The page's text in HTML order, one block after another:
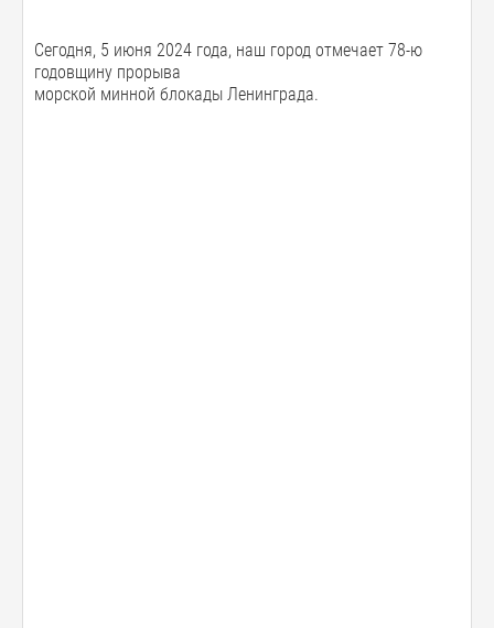
Сегодня, 5 июня 2024 года, наш город отмечает 78-ю
годовщину прорыва
морской минной блокады Ленинграда.